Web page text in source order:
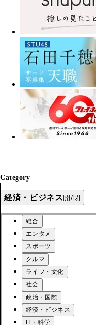
Category
経済・ビジネス開/閉
総合
エンタメ
スポーツ
クルマ
ライフ・文化
社会
政治・国際
経済・ビジネス
IT・科学